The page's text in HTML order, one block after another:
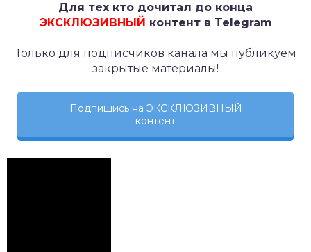
Для тех кто дочитал до конца
ЭКСКЛЮЗИВНЫЙ контент в Telegram
Только для подписчиков канала мы публикуем
закрытые материалы!
Подпишись на ЭКСКЛЮЗИВНЫЙ
контент